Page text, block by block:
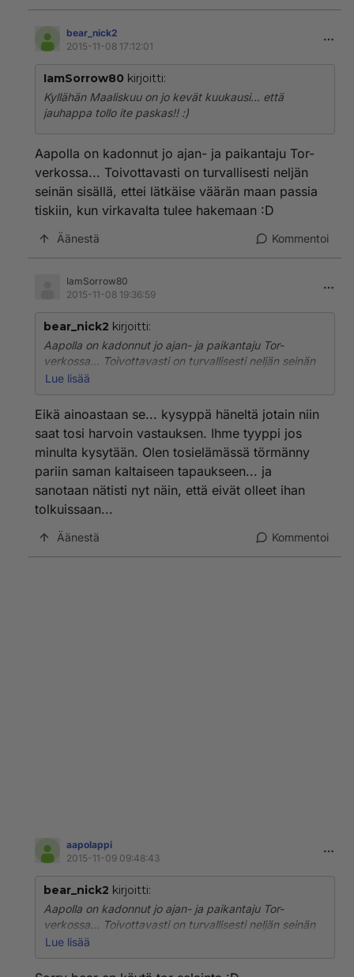
bear_nick2
2015-11-08 17:12:01
IamSorrow80 kirjoitti:
Kyllähän Maaliskuu on jo kevät kuukausi... että
jauhappa tollo ite paskas!! :)
Aapolla on kadonnut jo ajan- ja paikantaju Tor-
verkossa... Toivottavasti on turvallisesti neljän
seinän sisällä, ettei lätkäise väärän maan passia
tiskiin, kun virkavalta tulee hakemaan :D
Äänestä Kommentoi
IamSorrow80
2015-11-08 19:36:59
bear_nick2 kirjoitti:
Aapolla on kadonnut jo ajan- ja paikantaju Tor-
verkossa... Toivottavasti on turvallisesti neljän seinän
sisällä, ettei lätkäise väärän maan passia tiskiin, kun
Lue lisää
Eikä ainoastaan se... kysyppä häneltä jotain niin
saat tosi harvoin vastauksen. Ihme tyyppi jos
minulta kysytään. Olen tosielämässä törmänny
pariin saman kaltaiseen tapaukseen... ja
sanotaan nätisti nyt näin, että eivät olleet ihan
tolkuissaan...
Äänestä Kommentoi
aapolappi
2015-11-09 09:48:43
bear_nick2 kirjoitti:
Aapolla on kadonnut jo ajan- ja paikantaju Tor-
verkossa... Toivottavasti on turvallisesti neljän seinän
sisällä, ettei lätkäise väärän maan passia tiskiin, kun
Lue lisää